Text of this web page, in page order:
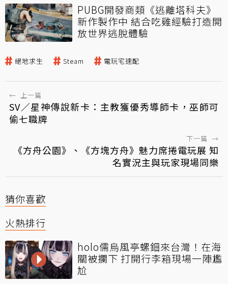
PUBG開發商類《逃離塔科夫》
新作製作中 結合吃雞經驗打造開
放世界逃脫體驗
絕地求生 Steam 電玩宅速配
← 上一篇
SV／星神傳說新卡：主教獲優秀導師卡，巫師可
偷七職牌
下一篇 →
《方舟公園》、《方塊方舟》魅力席捲電玩展 知
名實況主與玩家現場同樂
猜你喜歡
火熱排行
holo儒烏風亭螺鈿來台灣！在海
關被攔下 打開行李箱現場一陣尷
尬